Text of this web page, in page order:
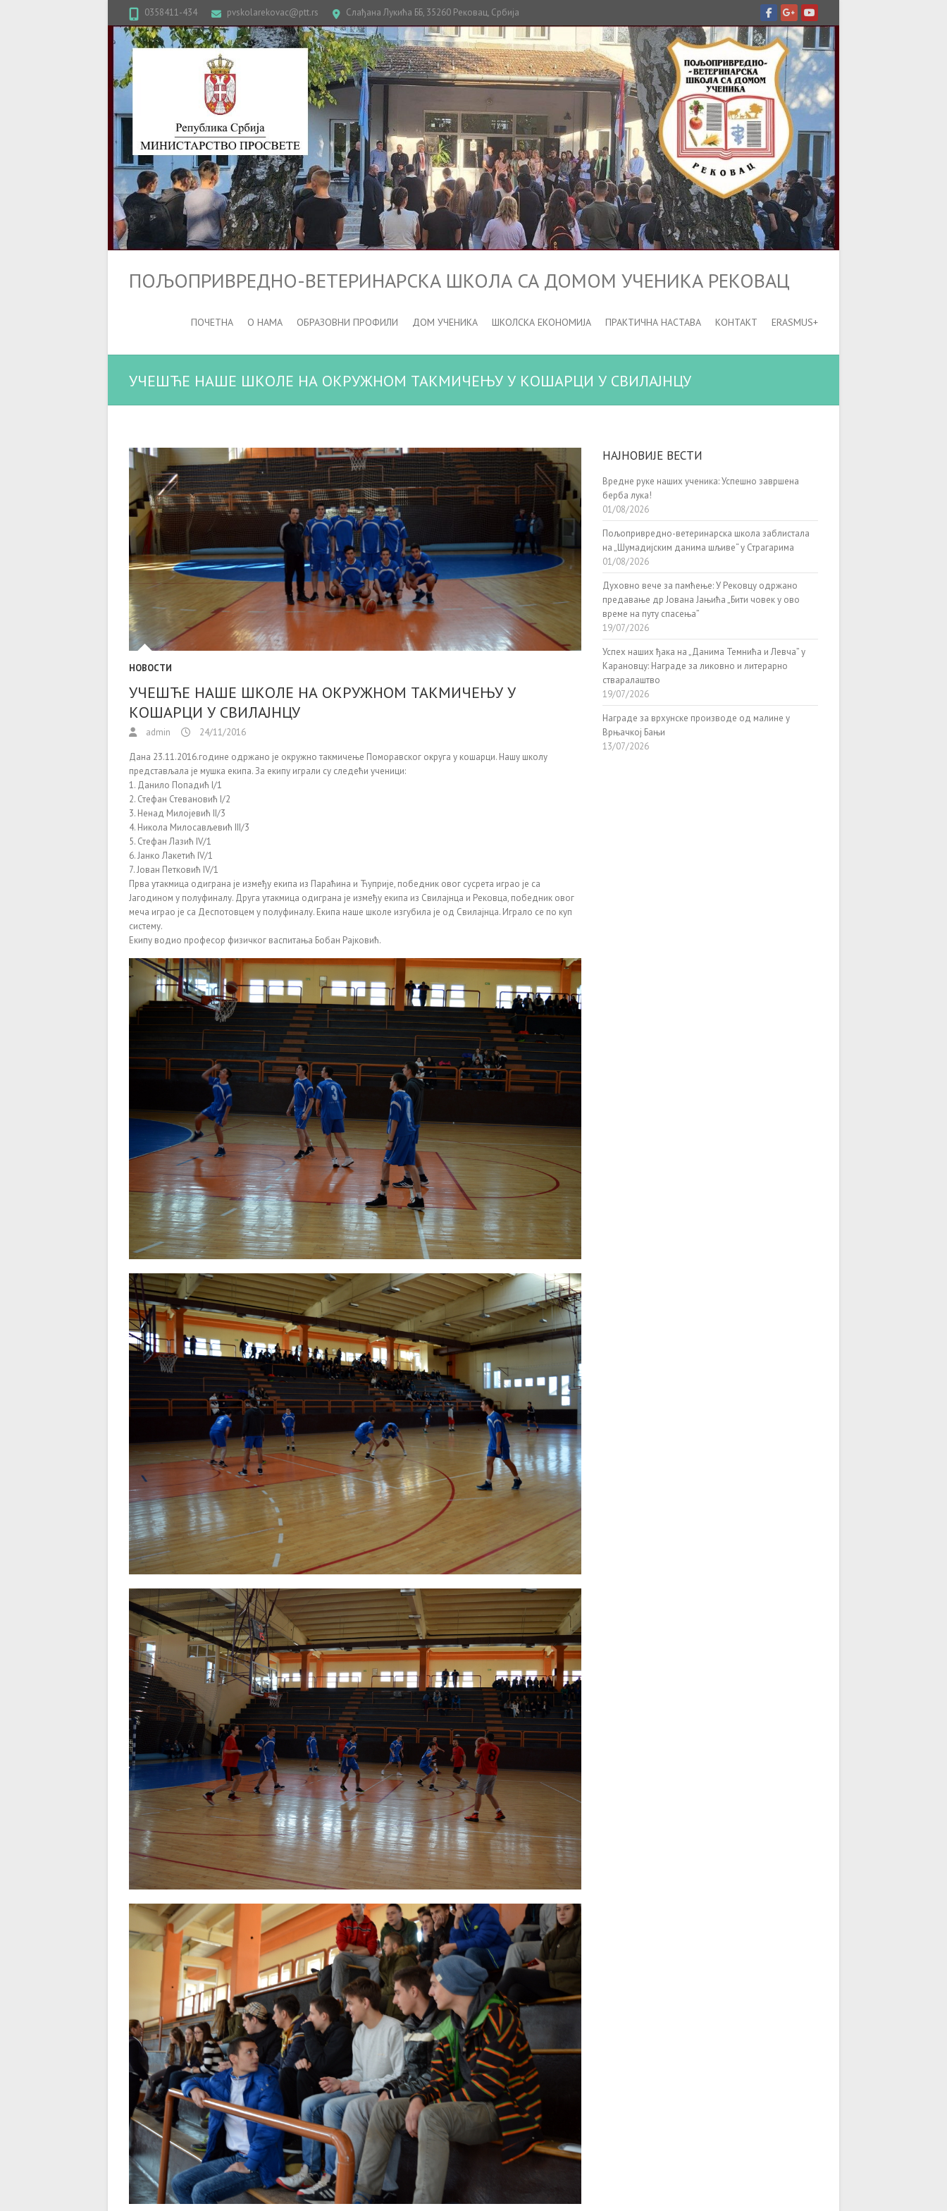
0358411-434 pvskolarekovac@ptt.rs Слађана Лукића ББ, 35260 Рековац, Србија
ПОЉОПРИВРЕДНО-ВЕТЕРИНАРСКА ШКОЛА СА ДОМОМ УЧЕНИКА РЕКОВАЦ
ПОЧЕТНА О НАМА ОБРАЗОВНИ ПРОФИЛИ ДОМ УЧЕНИКА ШКОЛСКА ЕКОНОМИЈА ПРАКТИЧНА НАСТАВА КОНТАКТ ERASMUS+
УЧЕШЋЕ НАШЕ ШКОЛЕ НА ОКРУЖНОМ ТАКМИЧЕЊУ У КОШАРЦИ У СВИЛАЈНЦУ
НОВОСТИ
УЧЕШЋЕ НАШЕ ШКОЛЕ НА ОКРУЖНОМ ТАКМИЧЕЊУ У
КОШАРЦИ У СВИЛАЈНЦУ
admin 24/11/2016
Дана 23.11.2016.године одржано је окружно такмичење Поморавског округа у кошарци. Нашу школу
представљала је мушка екипа. За екипу играли су следећи ученици:
1. Данило Попадић I/1
2. Стефан Стевановић I/2
3. Ненад Милојевић II/3
4. Никола Милосављевић III/3
5. Стефан Лазић IV/1
6. Јанко Лакетић IV/1
7. Јован Петковић IV/1
Прва утакмица одиграна је између екипа из Параћина и Ћуприје, победник овог сусрета играо је са
Јагодином у полуфиналу. Друга утакмица одиграна је између екипа из Свилајнца и Рековца, победник овог
меча играо је са Деспотовцем у полуфиналу. Екипа наше школе изгубила је од Свилајнца. Играло се по куп
систему.
Екипу водио професор физичког васпитања Бобан Рајковић.
НАЈНОВИЈЕ ВЕСТИ
Вредне руке наших ученика: Успешно завршена
берба лука!
01/08/2026
Пољопривредно-ветеринарска школа заблистала
на „Шумадијским данима шљиве“ у Страгарима
01/08/2026
Духовно вече за памћење: У Рековцу одржано
предавање др Јована Јањића „Бити човек у ово
време на путу спасења”
19/07/2026
Успех наших ђака на „Данима Темнића и Левча” у
Карановцу: Награде за ликовно и литерарно
стваралаштво
19/07/2026
Награде за врхунске производе од малине у
Врњачкој Бањи
13/07/2026